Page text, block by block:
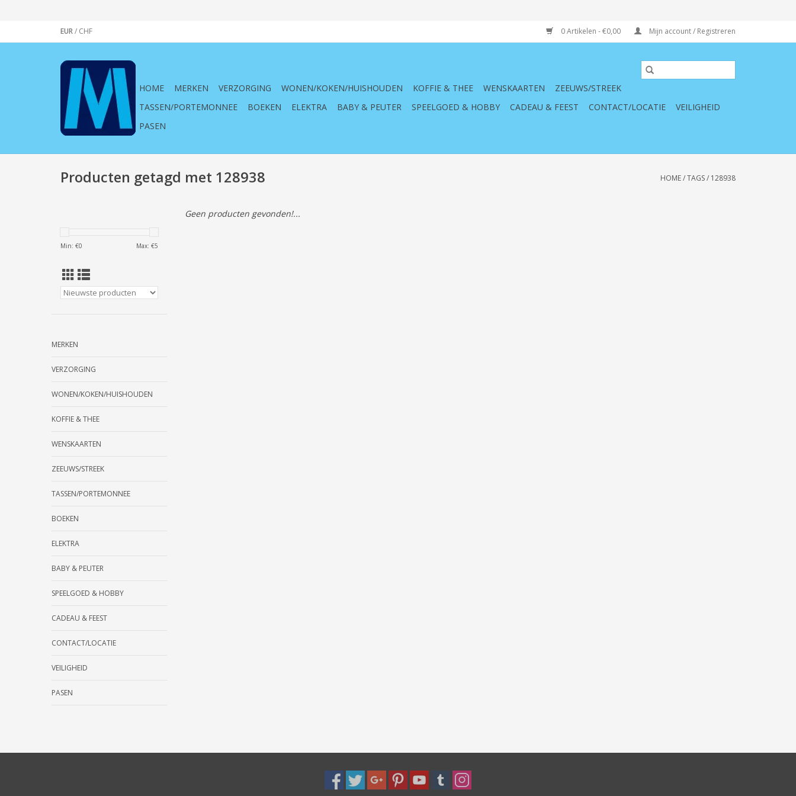
EUR/ CHF 0 Artikelen - €0,00 Mijn account / Registreren
HOME MERKEN VERZORGING WONEN/KOKEN/HUISHOUDEN KOFFIE & THEE WENSKAARTEN
ZEEUWS/STREEK
TASSEN/PORTEMONNEE
BOEKEN ELEKTRA BABY & PEUTER SPEELGOED & HOBBY CADEAU & FEEST CONTACT/LOCATIE
VEILIGHEID
PASEN
Producten getagd met 128938 HOME/TAGS/ 128938
Min: €0 Max: €5
MERKEN
VERZORGING
WONEN/KOKEN/HUISHOUDEN
KOFFIE & THEE
WENSKAARTEN
ZEEUWS/STREEK
TASSEN/PORTEMONNEE
BOEKEN
ELEKTRA
BABY & PEUTER
SPEELGOED & HOBBY
CADEAU & FEEST
CONTACT/LOCATIE
VEILIGHEID
PASEN
Geen producten gevonden!...